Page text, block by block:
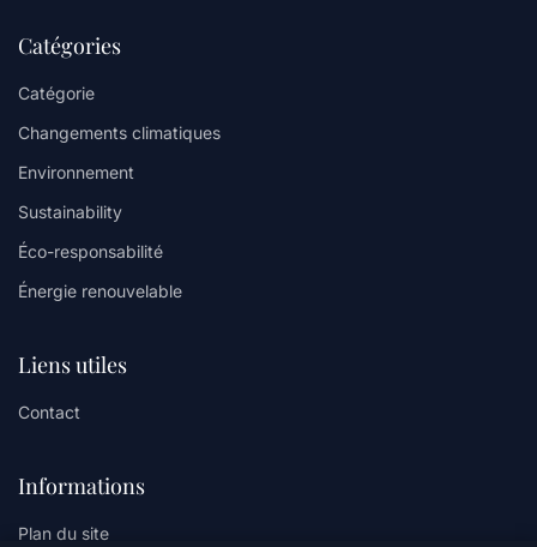
Catégories
Catégorie
Changements climatiques
Environnement
Sustainability
Éco-responsabilité
Énergie renouvelable
Liens utiles
Contact
Informations
Plan du site